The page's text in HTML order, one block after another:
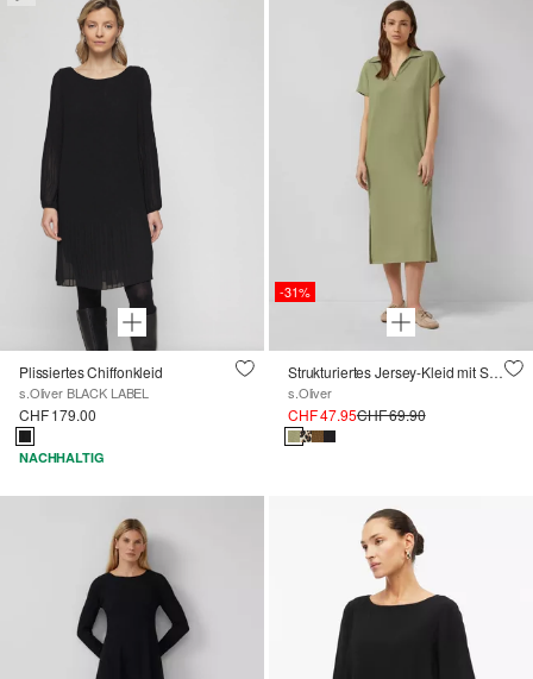
Plissiertes Chiffonkleid
s.Oliver BLACK LABEL
CHF 179.00
NACHHALTIG
-31%
Strukturiertes Jersey-Kleid mit Schlitzen
s.Oliver
CHF 47.95CHF 69.90